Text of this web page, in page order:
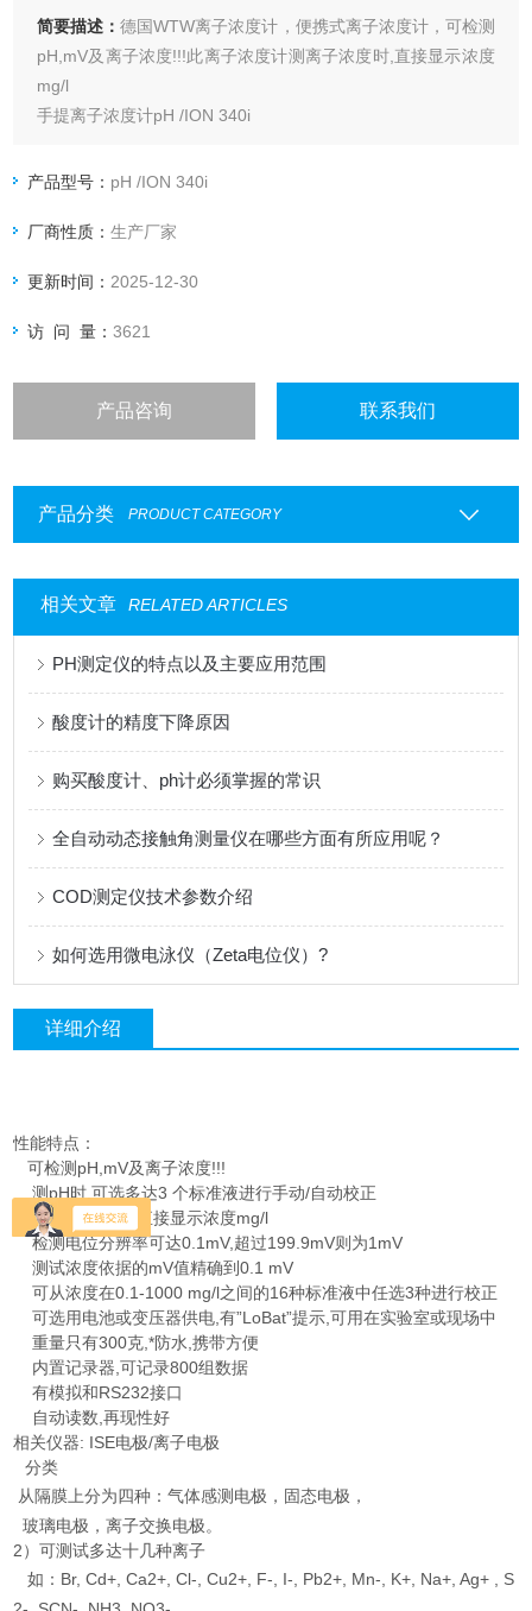
简要描述：德国WTW离子浓度计，便携式离子浓度计，可检测
pH,mV及离子浓度!!!此离子浓度计测离子浓度时,直接显示浓度
mg/l
手提离子浓度计pH /ION 340i
产品型号： pH /ION 340i
厂商性质：生产厂家
更新时间： 2025-12-30
访 问 量：3621
产品咨询 联系我们
产品分类 PRODUCT CATEGORY
相关文章 RELATED ARTICLES
PH测定仪的特点以及主要应用范围
酸度计的精度下降原因
购买酸度计、ph计必须掌握的常识
全自动动态接触角测量仪在哪些方面有所应用呢？
COD测定仪技术参数介绍
如何选用微电泳仪（Zeta电位仪）?
详细介绍
性能特点：
可检测pH,mV及离子浓度!!!
测pH时,可选多达3 个标准液进行手动/自动校正
测离子浓度时,直接显示浓度mg/l
检测电位分辨率可达0.1mV,超过199.9mV则为1mV
测试浓度依据的mV值精确到0.1 mV
可从浓度在0.1-1000 mg/l之间的16种标准液中任选3种进行校正
可选用电池或变压器供电,有”LoBat”提示,可用在实验室或现场中
重量只有300克,*防水,携带方便
内置记录器,可记录800组数据
有模拟和RS232接口
自动读数,再现性好
相关仪器: ISE电极/离子电极
分类
从隔膜上分为四种：气体感测电极，固态电极，
玻璃电极，离子交换电极。
2）可测试多达十几种离子
如：Br, Cd+, Ca2+, Cl-, Cu2+, F-, I-, Pb2+, Mn-, K+, Na+, Ag+ , S